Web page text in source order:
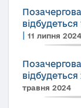
11 липня 2024
травня 2024